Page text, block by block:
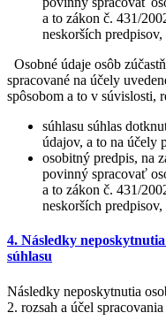
a to zákon č. 431/
neskorších
Osobné údaje osôb
spracované na účely
spôsobom a to v súvislosti,
súhlasu súhlas
údajov, a to na účely
osobitný predpis, na
povinný spracovať
a to zákon č. 431/
neskorších
4. Následky
súhlasu
Následky neposkytnutia
2. rozsah a účel spracovania